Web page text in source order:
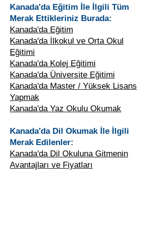
Kanada'da Eğitim İle İlgili Tüm
Merak Ettikleriniz Burada:
Kanada'da Eğitim
Kanada'da İlkokul ve Orta Okul
Eğitimi
Kanada'da Kolej Eğitimi
Kanada'da Üniversite Eğitimi
Kanada'da Master / Yüksek Lisans
Yapmak
Kanada'da Yaz Okulu Okumak
Kanada'da Dil Okumak İle İlgili
Merak Edilenler:
Kanada'da Dil Okuluna Gitmenin
Avantajları ve Fiyatları